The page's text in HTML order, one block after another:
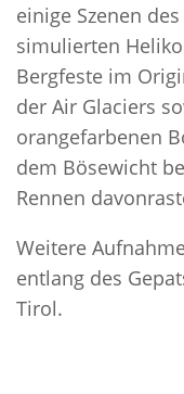
einige Szenen
simulierten
Bergfeste im
der Air Glaciers
orangefarbenen
dem Bösewicht
Rennen
Weitere
entlang des
Tirol.